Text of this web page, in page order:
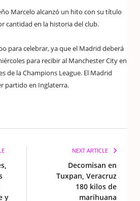
Marcelo alcanzó un hito con su título
cantidad en la historia del club.
para celebrar, ya que el Madrid deberá
para recibir al Manchester City en
de la Champions League. El Madrid
partido en Inglaterra.
y
NEXT ARTICLE
Decomisan en
Tuxpan, Veracruz
180 kilos de
marihuana